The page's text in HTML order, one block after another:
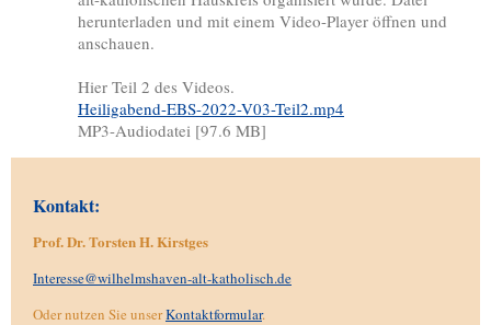
herunterladen und mit einem Video-Player öffnen und
anschauen.
Hier Teil 2 des Videos.
Heiligabend-EBS-2022-V03-Teil2.mp4
MP3-Audiodatei [97.6 MB]
Kontakt:
Prof. Dr. Torsten H. Kirstges
Interesse@wilhelmshaven-alt-katholisch.de
Oder nutzen Sie unserKontaktformular.